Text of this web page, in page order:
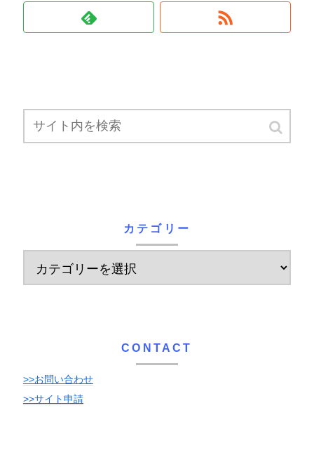
カテゴリー
CONTACT
>>お問い合わせ
>>サイト申請